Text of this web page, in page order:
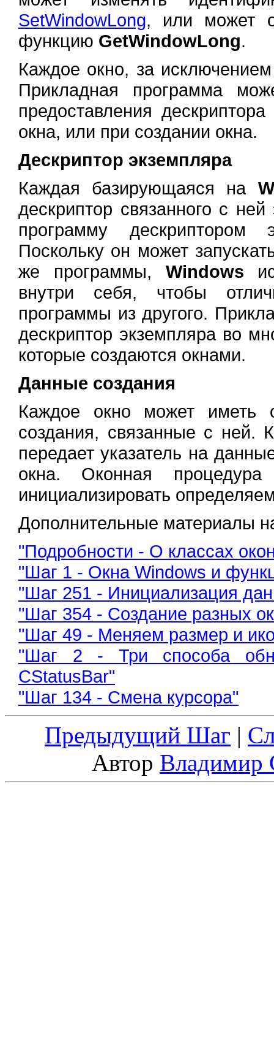
SetWindowLong, или может
функцию GetWindowLong.
Каждое окно, за
Прикладная программа
предоставления
окна, или при создании окна.
Дескриптор экземпляра
Каждая базирующаяся на
дескриптор связанного с
программу дескриптором
Поскольку он может
же программы, Windows
внутри себя, чтобы
программы из другого.
дескриптор экземпляра во
которые создаются окнами.
Данные создания
Каждое окно может иметь
создания, связанные с ней.
передает указатель на
окна. Оконная
инициализировать
Дополнительные материалы
"Подробности - О классах
"Шаг 1 - Окна Windows и
"Шаг 251 - Инициализация
"Шаг 354 - Создание разных
"Шаг 49 - Меняем размер и
"Шаг 2 - Три способа
CStatusBar"
"Шаг 134 - Смена курсора"
Предыдущий Шаг |
Автор Владимир